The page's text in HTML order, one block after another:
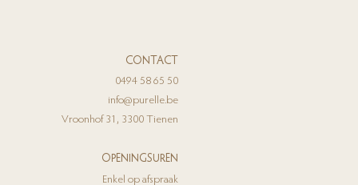
CONTACT
0494 58 65 50
info@purelle.be
Vroonhof 31, 3300 Tienen
OPENINGSUREN
Enkel op afspraak